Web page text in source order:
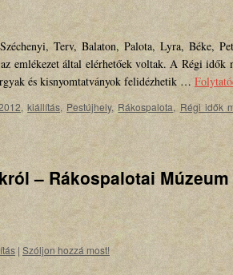
Terv, Balaton, Palota, Lyra, Béke,
emlékezet által elérhetőek voltak. A Régi
és kisnyomtatványok felidézhetik …
,kiállítás, Pestújhely,Rákospalota, Régi idők
– Rákospalotai Múzeum
| Szóljon hozzá most!